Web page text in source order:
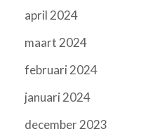
april 2024
maart 2024
februari 2024
januari 2024
december 2023